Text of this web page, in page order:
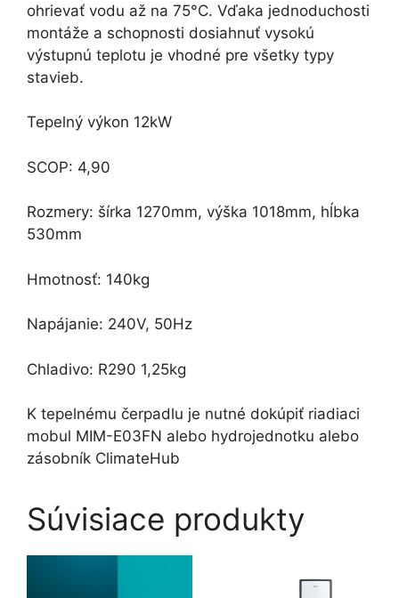
ohrievať vodu až na 75°C. Vďaka jednoduchosti
montáže a schopnosti dosiahnuť vysokú
výstupnú teplotu je vhodné pre všetky typy
stavieb.
Tepelný výkon 12kW
SCOP: 4,90
Rozmery: šírka 1270mm, výška 1018mm, hĺbka
530mm
Hmotnosť: 140kg
Napájanie: 240V, 50Hz
Chladivo: R290 1,25kg
K tepelnému čerpadlu je nutné dokúpiť riadiaci
mobul MIM-E03FN alebo hydrojednotku alebo
zásobník ClimateHub
Súvisiace produkty